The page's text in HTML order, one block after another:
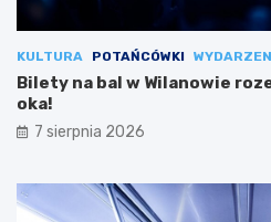
KULTURA POTAŃCÓWKI
Bilety na bal w Wilanowie
oka!
7 sierpnia 2026